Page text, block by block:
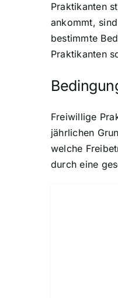
Praktikanten
ankommt,
bestimmte
Praktikanten
Freiwillige
jährlichen
welche
durch eine